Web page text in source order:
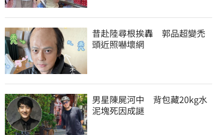
昔赴陸尋根挨轟　郭品超變禿
頭近照嚇壞網
男星陳屍河中　背包藏20kg水
泥塊死因成謎